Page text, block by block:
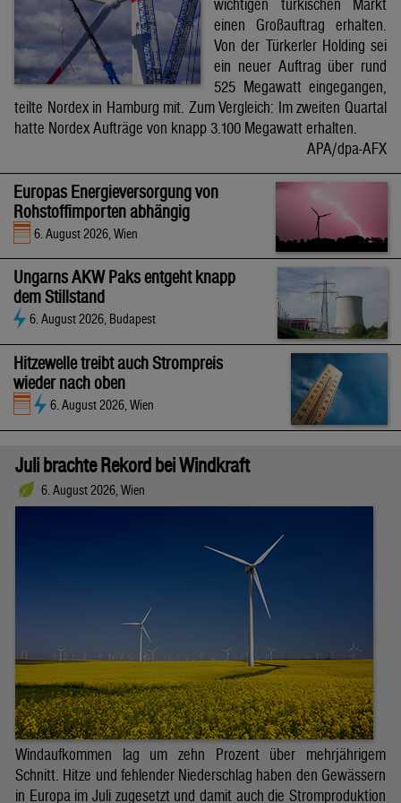
wichtigen türkischen Markt
einen Großauftrag erhalten.
Von der Türkerler Holding sei
ein neuer Auftrag über rund
525 Megawatt eingegangen,
teilte Nordex in Hamburg mit. Zum Vergleich: Im zweiten Quartal
hatte Nordex Aufträge von knapp 3.100 Megawatt erhalten.
APA/dpa-AFX
Europas Energieversorgung von
Rohstoffimporten abhängig
6. August 2026, Wien
Ungarns AKW Paks entgeht knapp
dem Stillstand
6. August 2026, Budapest
Hitzewelle treibt auch Strompreis
wieder nach oben
6. August 2026, Wien
Juli brachte Rekord bei Windkraft
6. August 2026, Wien
Windaufkommen lag um zehn Prozent über mehrjährigem
Schnitt. Hitze und fehlender Niederschlag haben den Gewässern
in Europa im Juli zugesetzt und damit auch die Stromproduktion